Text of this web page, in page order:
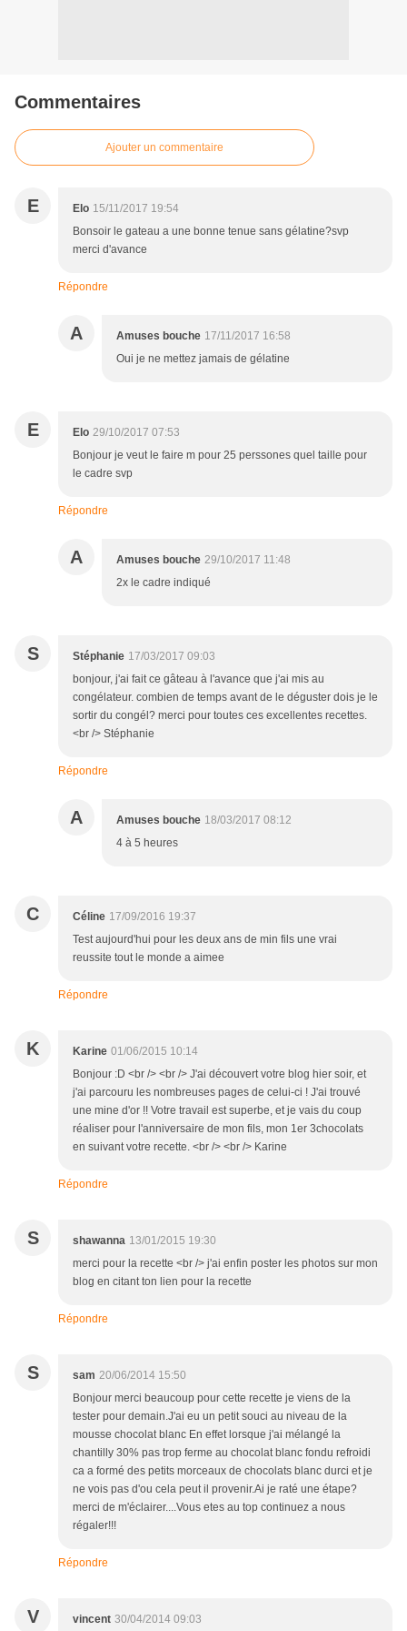
Commentaires
Ajouter un commentaire
E Elo 15/11/2017 19:54
Bonsoir le gateau a une bonne tenue sans gélatine?svp
merci d'avance
Répondre
A Amuses bouche 17/11/2017 16:58
Oui je ne mettez jamais de gélatine
E Elo 29/10/2017 07:53
Bonjour je veut le faire m pour 25 perssones quel taille pour
le cadre svp
Répondre
A Amuses bouche 29/10/2017 11:48
2x le cadre indiqué
S Stéphanie 17/03/2017 09:03
bonjour, j'ai fait ce gâteau à l'avance que j'ai mis au
congélateur. combien de temps avant de le déguster dois je le
sortir du congél? merci pour toutes ces excellentes recettes.
<br /> Stéphanie
Répondre
A Amuses bouche 18/03/2017 08:12
4 à 5 heures
C Céline 17/09/2016 19:37
Test aujourd'hui pour les deux ans de min fils une vrai
reussite tout le monde a aimee
Répondre
K Karine 01/06/2015 10:14
Bonjour :D <br /> <br /> J'ai découvert votre blog hier soir, et
j'ai parcouru les nombreuses pages de celui-ci ! J'ai trouvé
une mine d'or !! Votre travail est superbe, et je vais du coup
réaliser pour l'anniversaire de mon fils, mon 1er 3chocolats
en suivant votre recette. <br /> <br /> Karine
Répondre
S shawanna 13/01/2015 19:30
merci pour la recette <br /> j'ai enfin poster les photos sur mon
blog en citant ton lien pour la recette
Répondre
S sam 20/06/2014 15:50
Bonjour merci beaucoup pour cette recette je viens de la
tester pour demain.J'ai eu un petit souci au niveau de la
mousse chocolat blanc En effet lorsque j'ai mélangé la
chantilly 30% pas trop ferme au chocolat blanc fondu refroidi
ca a formé des petits morceaux de chocolats blanc durci et je
ne vois pas d'ou cela peut il provenir.Ai je raté une étape?
merci de m'éclairer....Vous etes au top continuez a nous
régaler!!!
Répondre
V vincent 30/04/2014 09:03